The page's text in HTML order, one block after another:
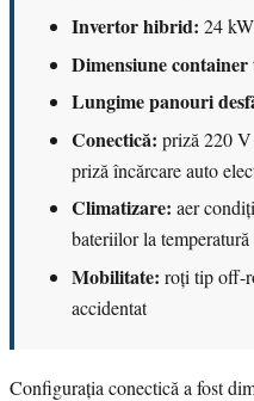
Invertor hibrid: 24 kW
Dimensiune
Lungime panouri
Conectică: priză 220
priză încărcare auto
Climatizare: aer
bateriilor la
Mobilitate: roți tip off-
accidentat
Configurația conectică a fost